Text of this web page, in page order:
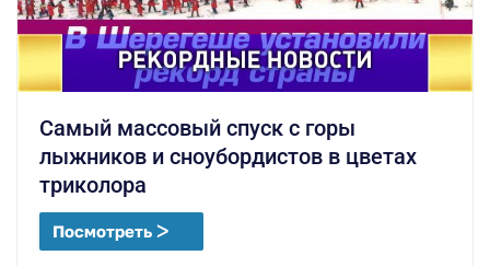
Самый массовый спуск с горы
лыжников и сноубордистов в цветах
триколора
Посмотреть ᐳ